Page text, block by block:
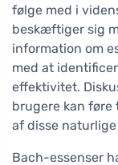
følge med i
beskæftiger sig
information om
med at
effektivitet.
brugere kan føre
af disse
Bach-essenser